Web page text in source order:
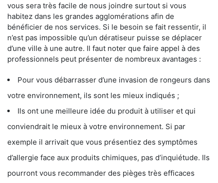
vous sera très facile de nous joindre surtout si vous
habitez dans les grandes agglomérations afin de
bénéficier de nos services. Si le besoin se fait ressentir, il
n’est pas impossible qu’un dératiseur puisse se déplacer
d’une ville à une autre. Il faut noter que faire appel à des
professionnels peut présenter de nombreux avantages :
Pour vous débarrasser d’une invasion de rongeurs dans
votre environnement, ils sont les mieux indiqués ;
Ils ont une meilleure idée du produit à utiliser et qui
conviendrait le mieux à votre environnement. Si par
exemple il arrivait que vous présentiez des symptômes
d’allergie face aux produits chimiques, pas d’inquiétude. Ils
pourront vous recommander des pièges très efficaces